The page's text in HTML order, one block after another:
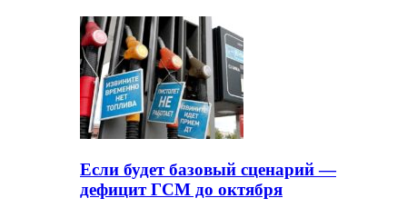
Если будет базовый сценарий —
дефицит ГСМ до октября